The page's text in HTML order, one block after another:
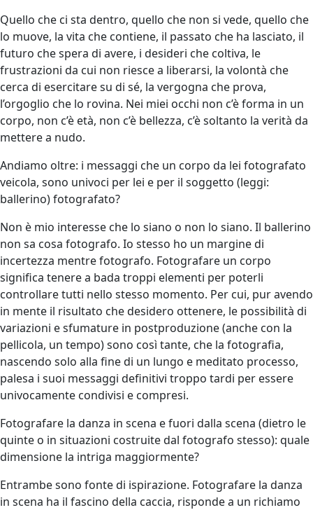
Quello che ci sta dentro, quello che non si vede, quello che
lo muove, la vita che contiene, il passato che ha lasciato, il
futuro che spera di avere, i desideri che coltiva, le
frustrazioni da cui non riesce a liberarsi, la volontà che
cerca di esercitare su di sé, la vergogna che prova,
l’orgoglio che lo rovina. Nei miei occhi non c’è forma in un
corpo, non c’è età, non c’è bellezza, c’è soltanto la verità da
mettere a nudo.
Andiamo oltre: i messaggi che un corpo da lei fotografato
veicola, sono univoci per lei e per il soggetto (leggi:
ballerino) fotografato?
Non è mio interesse che lo siano o non lo siano. Il ballerino
non sa cosa fotografo. Io stesso ho un margine di
incertezza mentre fotografo. Fotografare un corpo
significa tenere a bada troppi elementi per poterli
controllare tutti nello stesso momento. Per cui, pur avendo
in mente il risultato che desidero ottenere, le possibilità di
variazioni e sfumature in postproduzione (anche con la
pellicola, un tempo) sono così tante, che la fotografia,
nascendo solo alla fine di un lungo e meditato processo,
palesa i suoi messaggi definitivi troppo tardi per essere
univocamente condivisi e compresi.
Fotografare la danza in scena e fuori dalla scena (dietro le
quinte o in situazioni costruite dal fotografo stesso): quale
dimensione la intriga maggiormente?
Entrambe sono fonte di ispirazione. Fotografare la danza
in scena ha il fascino della caccia, risponde a un richiamo